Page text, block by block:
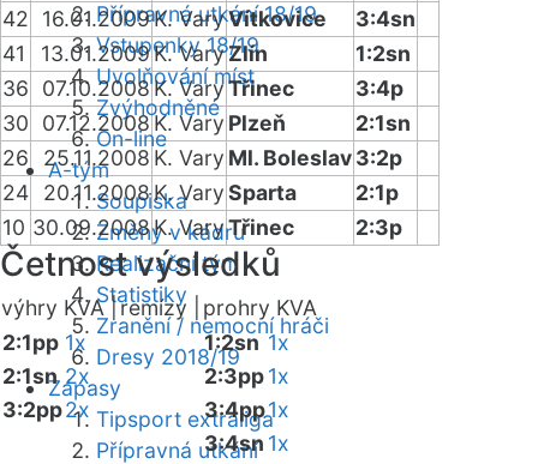
Přípravná utkání 18/19
Vstupenky 18/19
Uvolňování míst
Zvýhodněné
On-line
A-tým
Soupiska
Změny v kádru
Realizační tým
Statistiky
Zranění / nemocní hráči
Dresy 2018/19
Zápasy
Tipsport extraliga
Přípravná utkání
42
16.01.2009K. VaryVítkovice
3:4sn
41
13.01.2009K. VaryZlín
1:2sn
36
07.10.2008 K. VaryTřinec
3:4p
30
07.12.2008K. Vary Plzeň
2:1sn
26
25.11.2008 K. Vary Ml. Boleslav3:2p
24
20.11.2008K. VarySparta
2:1p
10 30.09.2008K. VaryTřinec 2:3p
Četnost výsledků
výhry KVA |remízy |
prohry KVA
2:1pp 1x
2:1sn 2x
3:2pp2x
1:2sn 1x
2:3pp1x
3:4pp1x
3:4sn 1x